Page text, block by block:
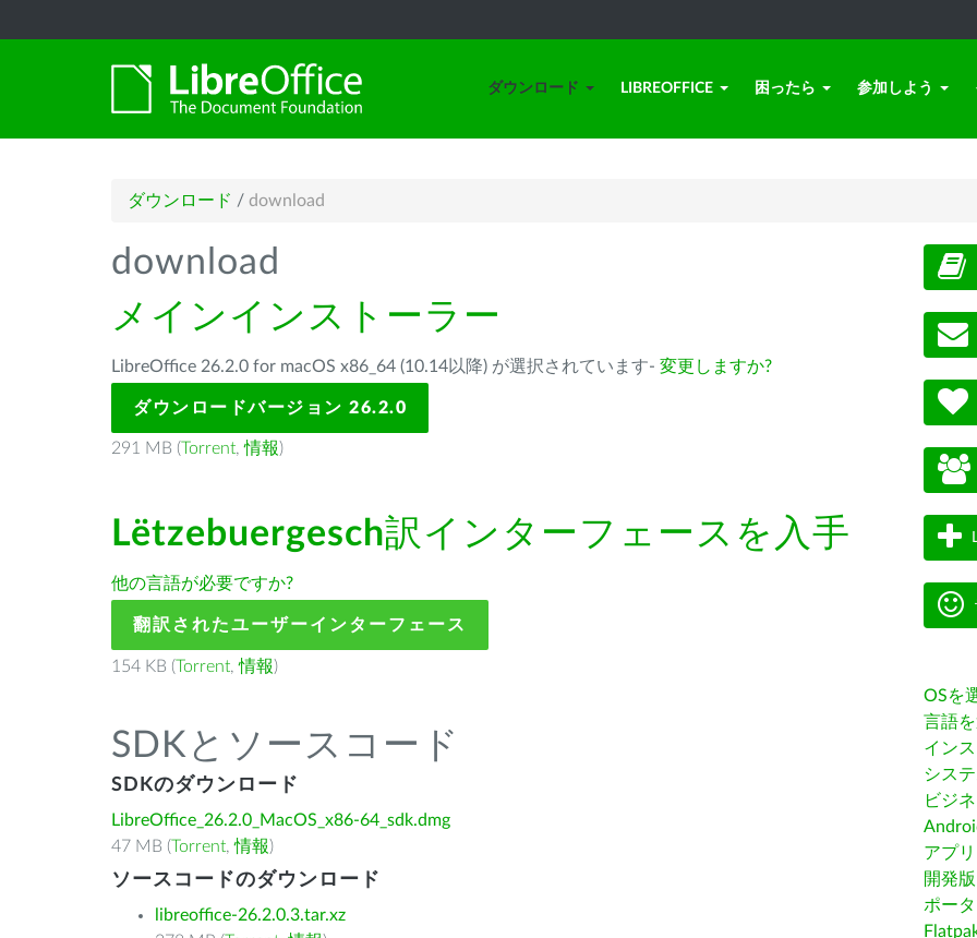
ダウンロード LIBREOFFICE 困ったら 参加しよう
ダウンロード / download
download
メインインストーラー
LibreOffice 26.2.0 for macOS x86_64 (10.14以降) が選択されています- 変更しますか?
ダウンロードバージョン 26.2.0
291 MB (Torrent,情報)
Lëtzebuergesch訳インターフェースを入手
他の言語が必要ですか?
翻訳されたユーザーインターフェース
154 KB (Torrent,情報)
SDKとソースコード
SDKのダウンロード
LibreOffice_26.2.0_MacOS_x86-64_sdk.dmg
47 MB (Torrent,情報)
ソースコードのダウンロード
libreoffice-26.2.0.3.tar.xz
OSを
言語
イン
シス
ビジ
アプ
開発版
ポー